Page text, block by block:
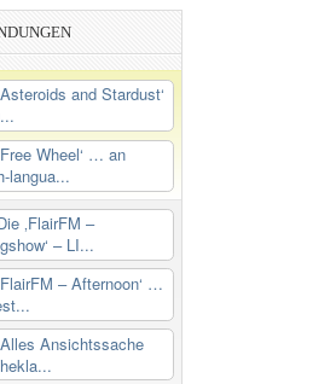
and Stardust‘
Wheel‘ … an
langua...
‚FlairFM –
– LI...
– Afternoon‘ …
‚Alles Ansichtssache